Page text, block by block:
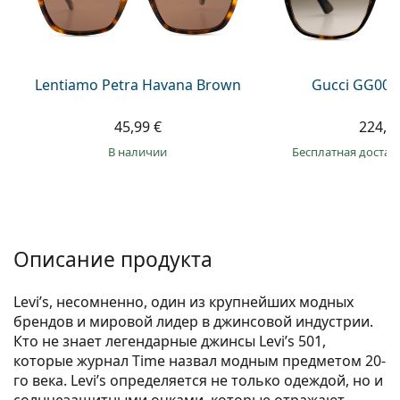
Persol
Все бренды
Lentiamo Petra Havana Brown
45,99 €
в наличии
Gucci
Бесплатная
Описание продукта
Levi’s, несомненно, один из крупнейших модных
брендов и мировой лидер в джинсовой индустрии.
Кто не знает легендарные джинсы Levi’s 501,
которые журнал Time назвал модным предметом 20-
го века. Levi’s определяется не только одеждой, но и